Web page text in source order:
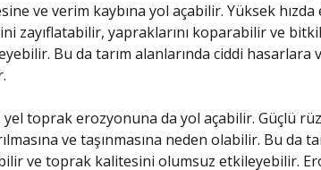
ve verim kaybına yol açabilir. Yüksek
zayıflatabilir, yapraklarını koparabilir ve
Bu da tarım alanlarında ciddi hasarlara
yel toprak erozyonuna da yol açabilir. Güçlü
ve taşınmasına neden olabilir. Bu da
ve toprak kalitesini olumsuz etkileyebilir.